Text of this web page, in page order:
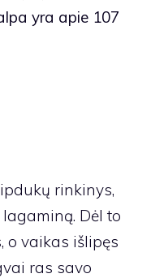
yra apie 107
rinkinys,
Dėl to
o vaikas išlipęs
ras savo